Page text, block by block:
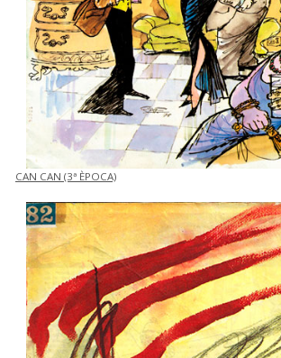
CAN CAN (3ª ÈPOCA)